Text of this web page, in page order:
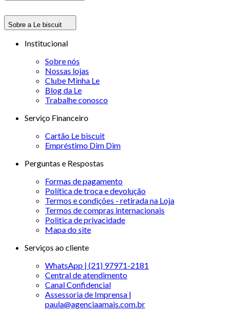
Sobre a Le biscuit
Institucional
Sobre nós
Nossas lojas
Clube Minha Le
Blog da Le
Trabalhe conosco
Serviço Financeiro
Cartão Le biscuit
Empréstimo Dim Dim
Perguntas e Respostas
Formas de pagamento
Política de troca e devolução
Termos e condições - retirada na Loja
Termos de compras internacionais
Politica de privacidade
Mapa do site
Serviços ao cliente
WhatsApp | (21) 97971-2181
Central de atendimento
Canal Confidencial
Assessoria de Imprensa |
paula@agenciaamais.com.br